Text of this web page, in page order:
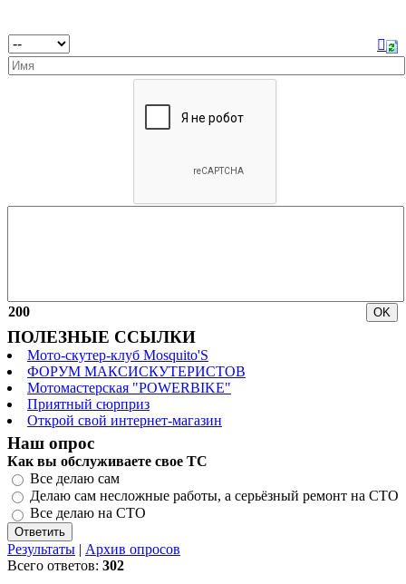
200
ПОЛЕЗНЫЕ ССЫЛКИ
Мото-скутер-клуб Mosquito'S
ФОРУМ МАКСИСКУТЕРИСТОВ
Мотомастерская "POWERBIKE"
Приятный сюрприз
Открой свой интернет-магазин
Наш опрос
Как вы обслуживаете свое ТС
Все делаю сам
Делаю сам несложные работы, а серьёзный ремонт на СТО
Все делаю на СТО
Результаты | Архив опросов
Всего ответов: 302